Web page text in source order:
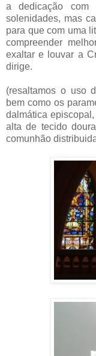
a dedicação com
solenidades, mas
para que com uma
compreender
exaltar e louvar a
dirige.
(resaltamos o uso
bem como os
dalmática
alta de tecido
comunhão